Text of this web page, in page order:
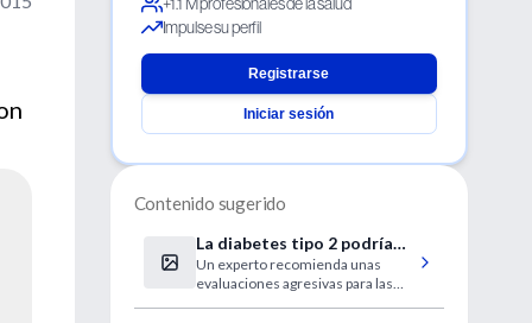
Impulse su perfil
Registrarse
Iniciar sesión
Contenido sugerido
La diabetes tipo 2 podría
aumentar el riesgo de
demencia
Un experto recomienda unas
evaluaciones agresivas para las